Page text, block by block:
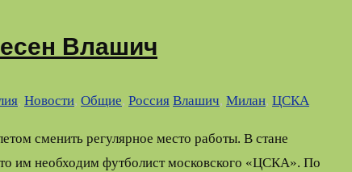
Влашич
, Новости, Общие, Россия Влашич, Милан, ЦСКА
сменить регулярное место работы. В стане
им необходим футболист московского «ЦСКА». По